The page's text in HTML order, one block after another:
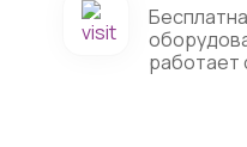
работает